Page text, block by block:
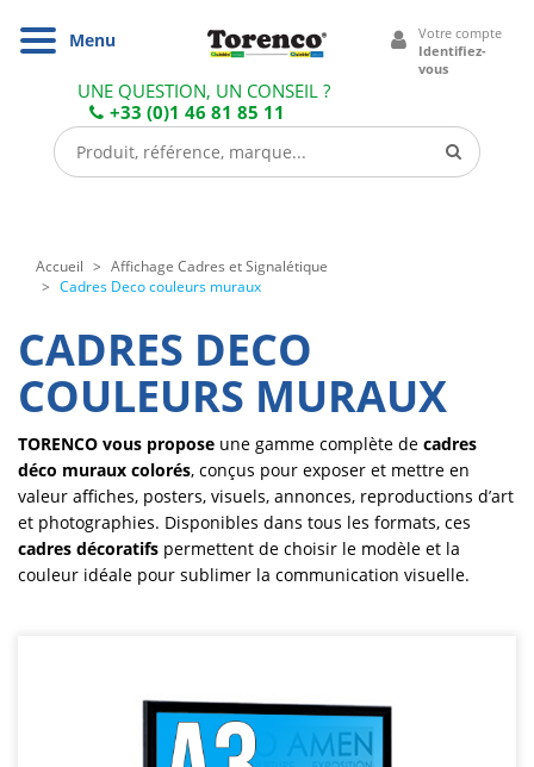
UNE QUESTION, UN CONSEIL ?
+33 (0)1 46 81 85 11
Votre compte
Identifiez-
vous
Navigation
Menu
Accueil
Affichage Cadres et Signalétique
Cadres Deco couleurs muraux
CADRES DECO
COULEURS MURAUX
TORENCO vous propose une gamme complète de cadres
déco muraux colorés, conçus pour exposer et mettre en
valeur affiches, posters, visuels, annonces, reproductions d’art
et photographies. Disponibles dans tous les formats, ces
cadres décoratifs permettent de choisir le modèle et la
couleur idéale pour sublimer la communication visuelle.